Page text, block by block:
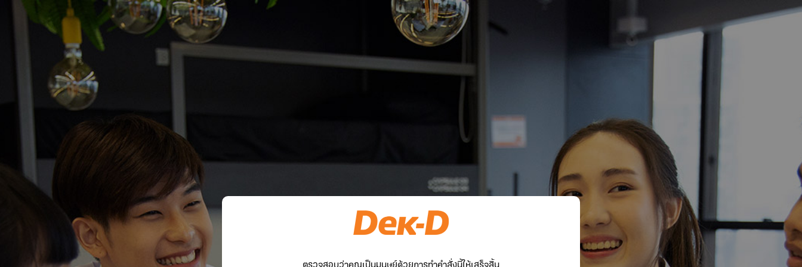
ตรวจสอบว่าคุณเป็นมนุษย์ด้วยการทำคำสั่งนี้ให้เสร็จสิ้น